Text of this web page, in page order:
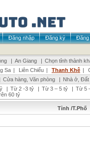
Đăng nhập Đăng ký
Đăng
| An Giang | Chọn tỉnh thành
Sa | Liên Chiểu | Thanh Khê |
Cửa hàng, Văn phòng | Nhà ở,
| Từ 2 -3 tỷ | Từ 3 – 5 tỷ | Từ 5
60 tỷ
Tỉnh /T.Phố